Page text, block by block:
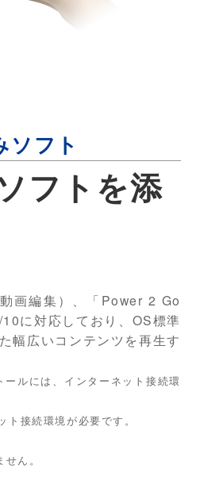
ソフト
フトを添
画編集）、「Power 2 Go
に対応しており、OS標準
幅広いコンテンツを再生す
ルには、インターネット接続環
接続環境が必要です。
ん。